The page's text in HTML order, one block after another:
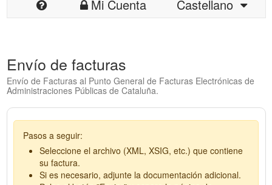
Mi Cuenta
Castellano
Envío de facturas
Envío de Facturas al Punto General de Facturas Electrónicas de
Administraciones Públicas de Cataluña.
Pasos a seguir:
Seleccione el archivo (XML, XSIG, etc.) que contiene
su factura.
Si es necesario, adjunte la documentación adicional.